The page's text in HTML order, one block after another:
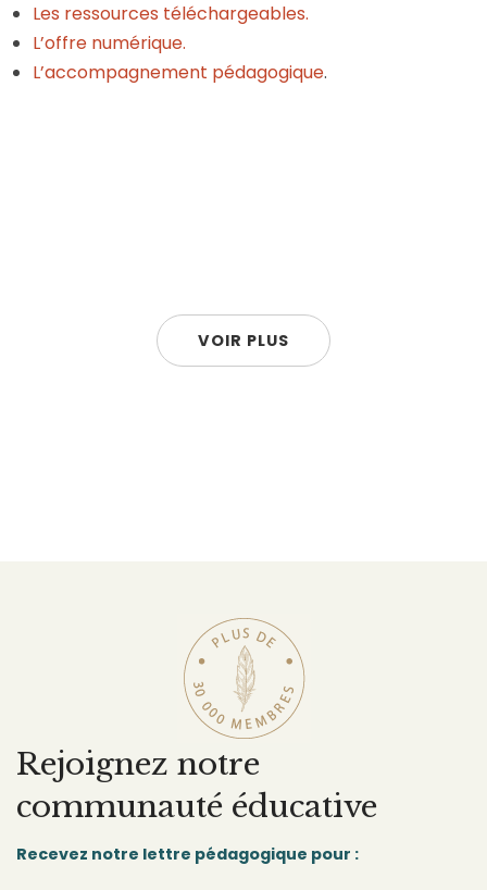
Les ressources téléchargeables.
L’offre numérique.
L’accompagnement pédagogique.
VOIR PLUS
Rejoignez notre
communauté éducative
Recevez notre lettre pédagogique pour :